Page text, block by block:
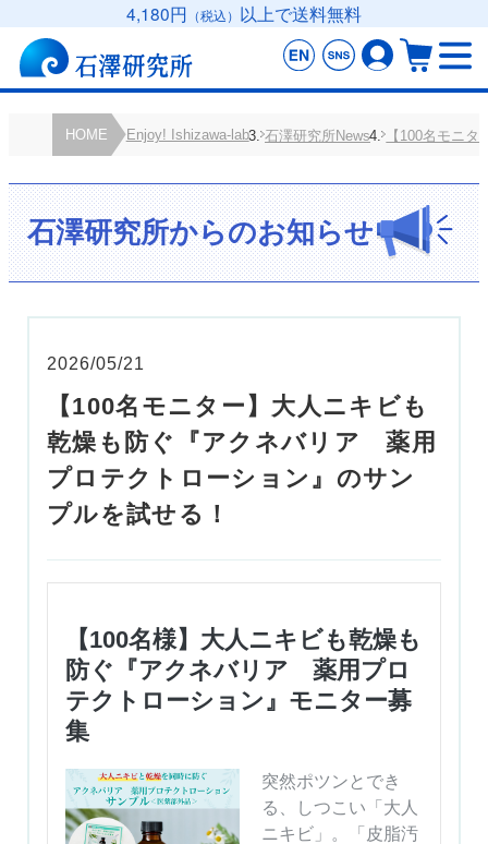
4,180円 （税込） 以上で送料無料
HOME Enjoy! Ishizawa-lab 石澤研究所News 【100名モニ
石澤研究所からのお知らせ
2026/05/21
【100名モニター】大人ニキビも
乾燥も防ぐ『アクネバリア 薬用
プロテクトローション』のサン
プルを試せる！
【100名様】大人ニキビも乾燥も
防ぐ『アクネバリア 薬用プロ
テクトローション』モニター募
集
突然ポツンとでき
る、しつこい「大人
ニキビ」。「皮脂汚